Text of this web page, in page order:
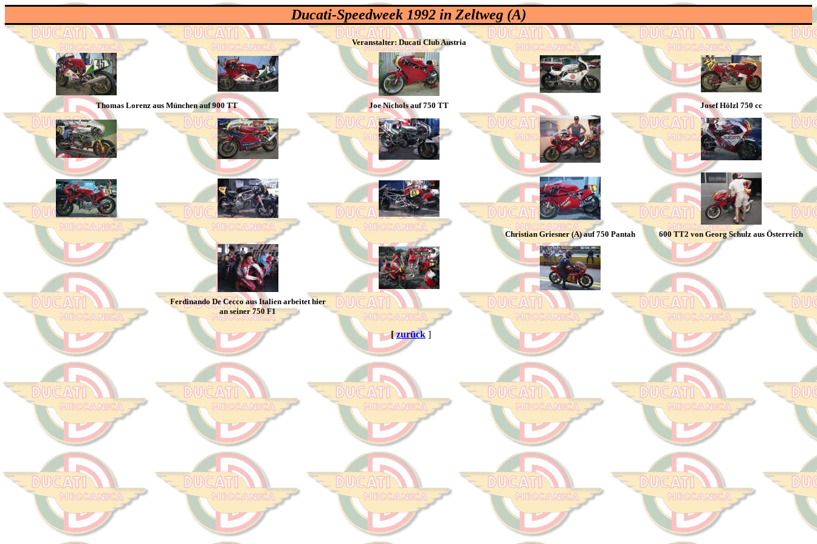
Ducati-Speedweek 1992 in Zeltweg (A)
Veranstalter: Ducati Club Austria
Thomas Lorenz aus München auf 900 TT Joe Nichols auf 750 TT Josef Hölzl 750 cc
Christian Griesner (A) auf 750 Pantah 600 TT2 von Georg Schulz aus Österreich
Ferdinando De Cecco aus Italien arbeitet hier
an seiner 750 F1
[zurück ]